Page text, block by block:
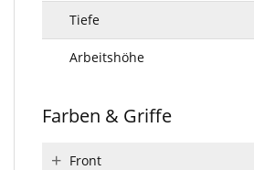
Tiefe
Arbeitshöhe
Farben & Griffe
Front